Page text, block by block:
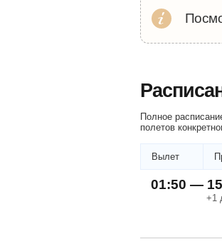
Полное
полетов
Вылет
01:50 —
+1